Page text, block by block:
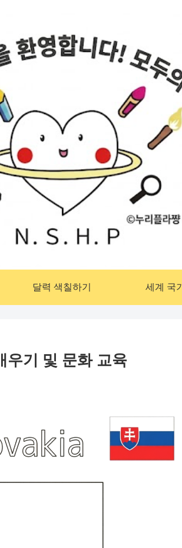
달력 색칠하기 세계 국기
우기 및 문화 교육